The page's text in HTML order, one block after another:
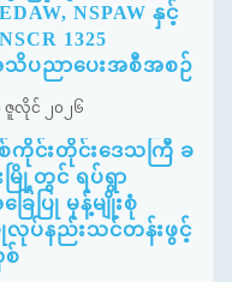
NSPAW နှင့်
1325
ပညာပေးအစီအစဉ်
ဇူလိုင် ၂၀၂၆
ကိုင်းတိုင်းဒေသကြီ ခ
းမြို့တွင် ရပ်ရွာ
ြေပြု မုန့်မျိုးစုံ
ြုလုပ်နည်းသင်တန်းဖွင့်